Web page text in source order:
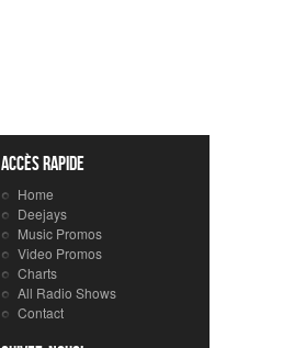
Accès rapide
Home
Deejays
Music Promos
Video Promos
Charts
All Radio Shows
Contact